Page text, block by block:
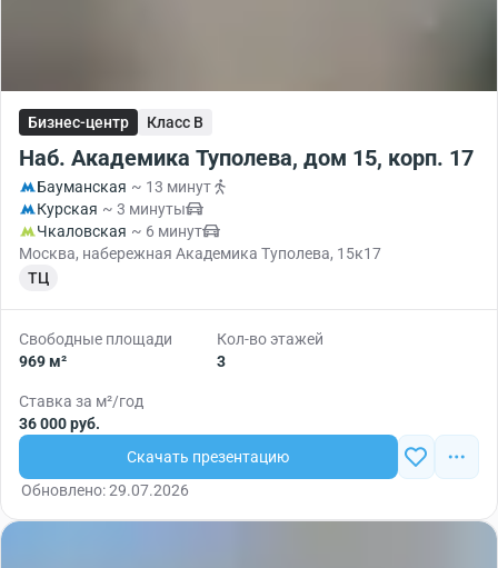
Бизнес-центр Класс B
Наб. Академика Туполева, дом 15, корп. 17
Бауманская ~ 13 минут
Курская ~ 3 минуты
Чкаловская ~ 6 минут
Москва, набережная Академика Туполева, 15к17
ТЦ
Свободные площади
969 м²
Кол-во этажей
3
Ставка за м²/год
36 000 руб.
Скачать презентацию
Обновлено: 29.07.2026